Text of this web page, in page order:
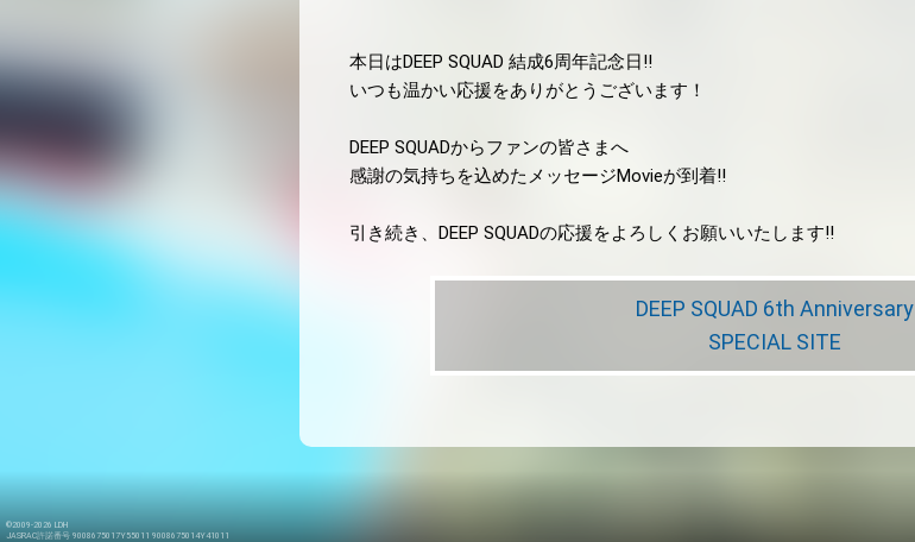
本日はDEEP SQUAD 結成6周年記念日!!
いつも温かい応援をありがとうございます！
DEEP SQUADからファンの皆さまへ
感謝の気持ちを込めたメッセージMovieが到着!!
引き続き、DEEP SQUADの応援をよろしくお願いいたします!!
DEEP SQUAD 6th Anniversary
SPECIAL SITE
©2009-2026 LDH
JASRAC許諾番号 9008675017Y55011 9008675014Y41011